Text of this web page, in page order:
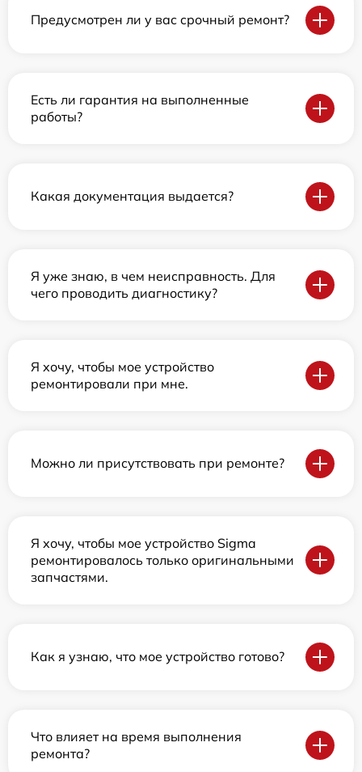
Предусмотрен ли у вас срочный ремонт?
Есть ли гарантия на выполненные
работы?
Какая документация выдается?
Я уже знаю, в чем неисправность. Для
чего проводить диагностику?
Я хочу, чтобы мое устройство
ремонтировали при мне.
Можно ли присутствовать при ремонте?
Я хочу, чтобы мое устройство Sigma
ремонтировалось только оригинальными
запчастями.
Как я узнаю, что мое устройство готово?
Что влияет на время выполнения
ремонта?